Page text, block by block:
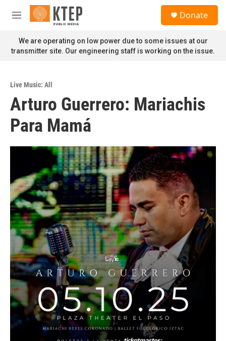
Skip to main content
M
n
u
Donate
We are operating on low power due to some issues at our
transmitter site. Our engineering staff is working on the issue.
Live Music: All
Arturo Guerrero: Mariachis
Para Mamá